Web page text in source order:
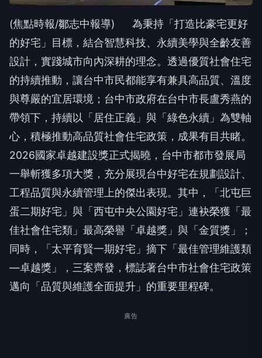
(焦點時報/鄒志中報導) 為秉持「打造比豪宅更好
的好宅」目標，結合智慧科技、永續美學與全齡友善
設計，實踐城市向內深耕的理念。透過優質社會住宅
的持續推動，讓台中市民都能享有兼具高品質、溫度
與尊嚴的宜居環境；台中市政府在台中市長盧秀燕的
帶領下，持續以「居住正義」與「綠色永續」為雙軸
心，積極推動高品質社會住宅政策，成果有目共睹。
2026國家卓越建設獎正式揭曉，台中市都市發展局
一舉斬獲多項大獎，充分展現台中好宅在規劃設計、
工程品質與永續管理上的傑出表現。其中，「北屯巨
蛋二期好宅」與「西屯中央公園好宅」連袂榮獲「最
佳社會住宅類」最高榮譽「卓越獎」與「金質獎」；
同時，「太平育賢一期好宅」摘下「最佳管理維護類
—卓越獎」，三案齊發，標誌著台中市社會住宅政策
邁向「品質與維護全面提升」的重要里程碑。
廣告